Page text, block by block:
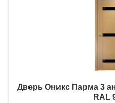
Дверь Оникс Парма 3
RAL